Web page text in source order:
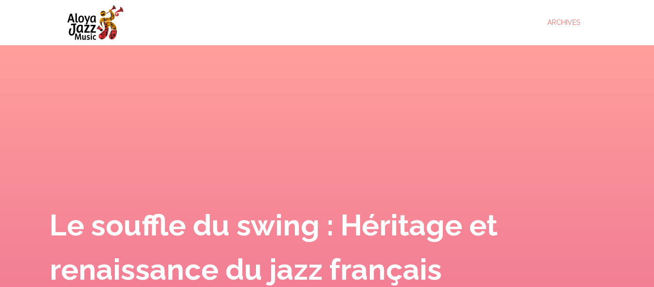
ARCHIVES
Le souffle du swing : Héritage et
renaissance du jazz français